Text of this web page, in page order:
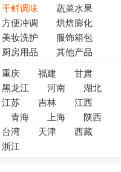
干鲜调味
蔬菜水果
方便冲调
烘焙膨化
美妆洗护
服饰箱包
厨房用品 其他产品
重庆 福建
甘肃
黑龙江 河南
湖北
江苏 吉林
江西
青海 上海
陕西
台湾 天津
西藏
浙江